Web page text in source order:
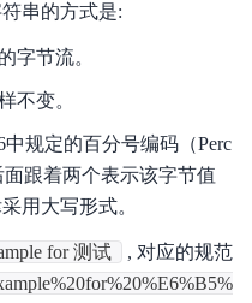
串的方式是:
字节流。
不变。
规定的百分号编码（Perc
面跟着两个表示该字节值
用大写形式。
for 测试
, 对应的规范